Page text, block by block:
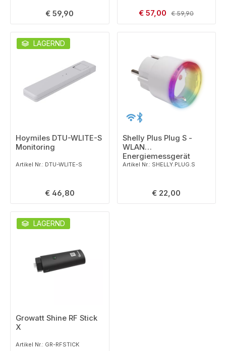
Regulärer Preis:
€ 59,90 Verkaufspreis:
€ 57,00 Regulärer Preis:
€ 59,90
LAGERND
Hoymiles DTU-WLITE-S
Monitoring
Artikel Nr.: DTU-WLITE-S
Regulärer Preis:
€ 46,80
Shelly Plus Plug S -
WLAN
Energiemessgerät
Artikel Nr.: SHELLY.PLUG.S
Regulärer Preis:
€ 22,00
LAGERND
Growatt Shine RF Stick
X
Artikel Nr.: GR-RFSTICK